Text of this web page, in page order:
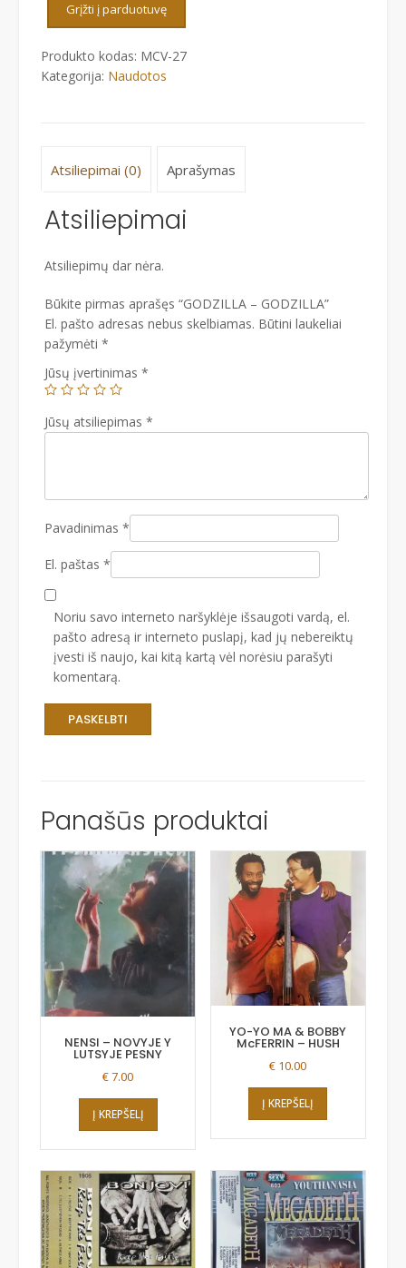
GODZILLA
Grįžti į parduotuvę
Produkto kodas: MCV-27
Kategorija: Naudotos
Atsiliepimai (0) Aprašymas
Atsiliepimai
Atsiliepimų dar nėra.
Būkite pirmas aprašęs “GODZILLA – GODZILLA”
El. pašto adresas nebus skelbiamas. Būtini laukeliai
pažymėti *
Jūsų įvertinimas *
Jūsų atsiliepimas *
Pavadinimas *
El. paštas *
Noriu savo interneto naršyklėje išsaugoti vardą, el.
pašto adresą ir interneto puslapį, kad jų nebereiktų
įvesti iš naujo, kai kitą kartą vėl norėsiu parašyti
komentarą.
Panašūs produktai
NENSI – NOVYJE Y
LUTSYJE PESNY
€7.00
Į KREPŠELĮ
YO-YO MA & BOBBY
McFERRIN – HUSH
€ 10.00
Į KREPŠELĮ